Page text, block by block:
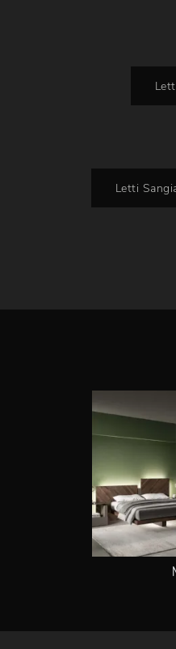
Letti